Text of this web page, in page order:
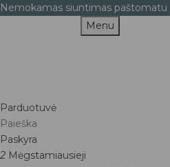
Nemokamas siuntimas
Menu
Parduotuvė
Paieška
Paskyra
2 Mėgstamiausieji